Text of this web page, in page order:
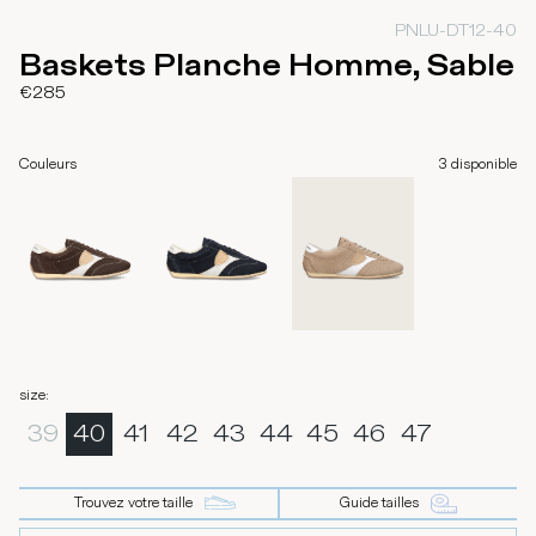
PNLU-DT12-40
Baskets Planche Homme, Sable
€285
Couleurs 3 disponible
size:
39 40 41 42 43 44 45 46 47
Trouvez votre taille Guide tailles